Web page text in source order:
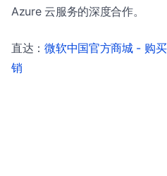
Azure 云服务的深度合作。
直达：微软中国官方商城 - 购
销